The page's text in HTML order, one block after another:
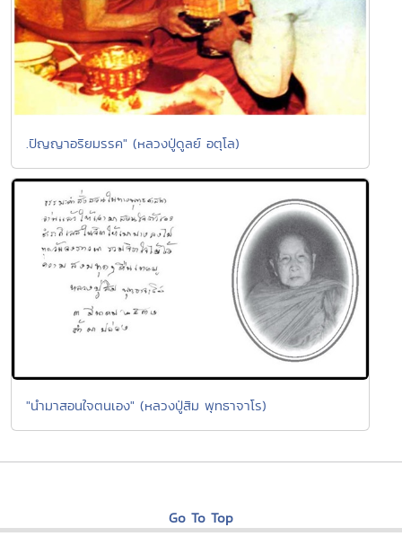
.ปัญญาอริยมรรค" (หลวงปู่ดูลย์ อตุโล)
"นำมาสอนใจตนเอง" (หลวงปู่สิม พุทธาจาโร)
Go To Top